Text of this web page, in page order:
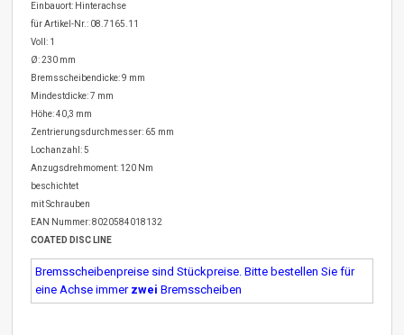
Einbauort: Hinterachse
für Artikel-Nr.: 08.7165.11
Voll: 1
Ø: 230 mm
Bremsscheibendicke: 9 mm
Mindestdicke: 7 mm
Höhe: 40,3 mm
Zentrierungsdurchmesser: 65 mm
Lochanzahl: 5
Anzugsdrehmoment: 120 Nm
beschichtet
mit Schrauben
EAN Nummer: 8020584018132
COATED DISC LINE
Bremsscheibenpreise sind Stückpreise. Bitte bestellen Sie für
eine Achse immer zwei Bremsscheiben